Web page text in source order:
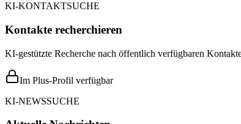
KI-KONTAKTSUCHE
Kontakte recherchieren
KI-gestützte Recherche nach öffentlich verfügbaren
Im Plus-Profil verfügbar
KI-NEWSSUCHE